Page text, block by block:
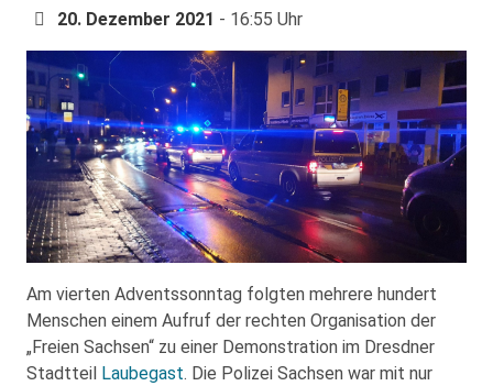
20. Dezember 2021 - 16:55 Uhr
Am vierten Adventssonntag folgten mehrere hundert
Menschen einem Aufruf der rechten Organisation der
„Freien Sachsen“ zu einer Demonstration im Dresdner
Stadtteil Laubegast. Die Polizei Sachsen war mit nur